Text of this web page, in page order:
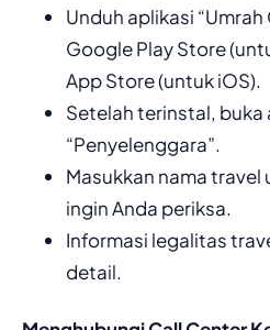
Unduh aplikasi “Umrah
Google Play Store
App Store (untuk iOS).
Setelah terinstal, buka
“Penyelenggara”.
Masukkan nama travel
ingin Anda periksa.
Informasi legalitas
detail.